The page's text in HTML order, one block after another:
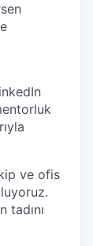
ve ofis
tadını